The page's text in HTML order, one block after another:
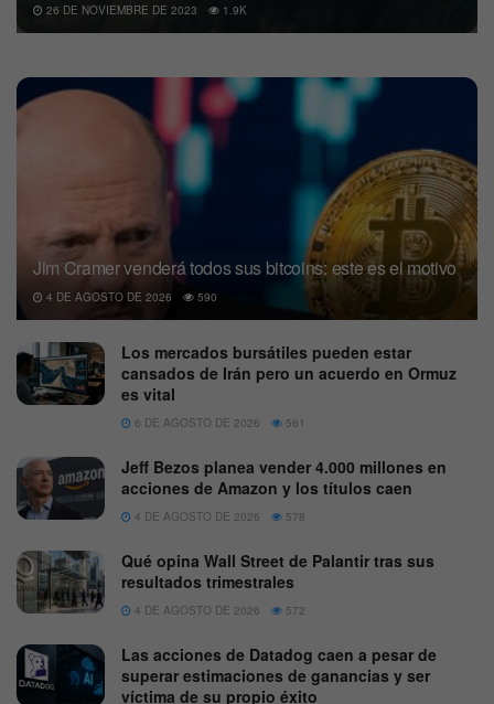
26 DE NOVIEMBRE DE 2023 1.9K
Jim Cramer venderá todos sus bitcoins: este es el motivo
4 DE AGOSTO DE 2026 590
Los mercados bursátiles pueden estar
cansados de Irán pero un acuerdo en Ormuz
es vital
6 DE AGOSTO DE 2026 561
Jeff Bezos planea vender 4.000 millones en
acciones de Amazon y los títulos caen
4 DE AGOSTO DE 2026 578
Qué opina Wall Street de Palantir tras sus
resultados trimestrales
4 DE AGOSTO DE 2026 572
Las acciones de Datadog caen a pesar de
superar estimaciones de ganancias y ser
víctima de su propio éxito